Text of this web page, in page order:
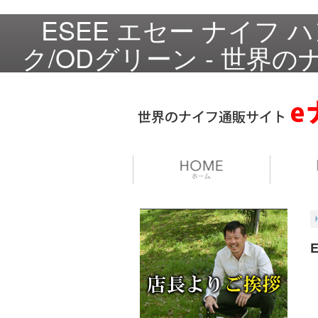
ESEE エセー ナイフ
ク/ODグリーン - 世界の